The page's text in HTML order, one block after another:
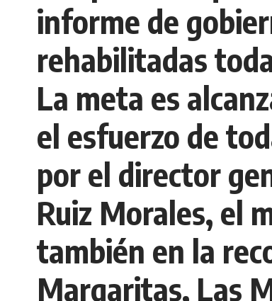
informe de
rehabilitadas
La meta es
el esfuerzo de
por el director
Ruiz Morales, el
también en la
Margaritas, Las